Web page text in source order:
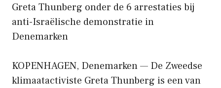
Greta Thunberg onder de 6 arrestaties bij
anti-Israëlische demonstratie in
Denemarken
KOPENHAGEN, Denemarken — De Zweedse
klimaatactiviste Greta Thunberg is een van